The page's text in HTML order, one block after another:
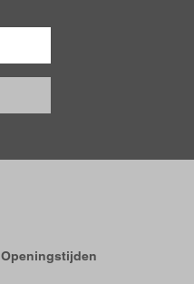
Openingstijden